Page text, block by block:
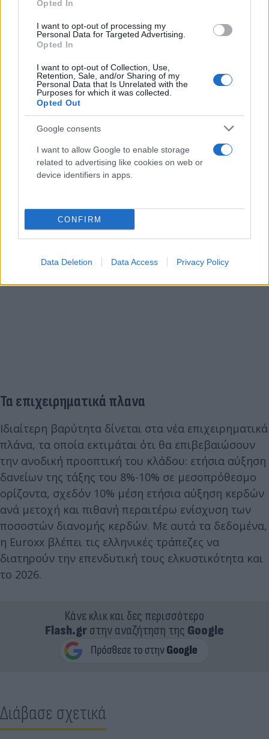
Opted In
I want to opt-out of processing my
Personal Data for Targeted Advertising.
Opted In
I want to opt-out of Collection, Use,
Retention, Sale, and/or Sharing of my
Personal Data that Is Unrelated with the
Purposes for which it was collected.
Opted Out
Google consents
I want to allow Google to enable storage
related to advertising like cookies on web or
device identifiers in apps.
CONFIRM
Data Deletion Data Access Privacy Policy
Τα επιχειρηματικά πλανα
Ιδιαίτερη βαρύτητα δίνεται στα νέα επιχειρηματικά
πλάνα, τα οποία εκτιμάται ότι θα επιβεβαιώσουν
την ανοδική προοπτική του κλάδου: ετήσια αύξηση
δανείων της τάξης του 8%-10% σε μεσοπρόθεσμο
ορίζοντα, σχεδόν 10% μέση ετήσια αύξηση κερδών
ανά μετοχή και πιθανή περαιτέρω ενίσχυση των
ποσοστών διανομής κερδών. Με αυτά τα δεδομένα,
η Euroxx βλέπει τις ελληνικές τράπεζες να
διατηρούν την επενδυτική τους ελκυστικότητα και
το 2026.
Κάνε κλικ και δες περισσότερο
Flash.grστην αναζήτηση της Google
Διάβασε σχετικά